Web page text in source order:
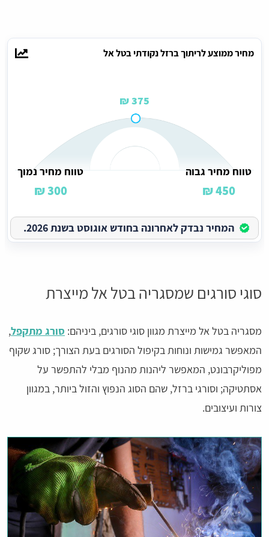
מחיר ממוצע לריתוך ברזל נקודתי בטל אל
375 ₪
טווח מחיר גבוה
450 ₪
טווח מחיר נמוך
300 ₪
המחיר נבדק לאחרונה בחודש אוגוסט בשנת 2026.
סוגי סורגים שמסגריה בטל אל מייצרת
מסגריה בטל אל מייצרת מגוון סוגי סורגים, ביניהם: סורג מתקפל,
המאפשר גמישות ונוחות בקיפול הסורגים בעת הצורך; סורג שקוף
מפוליקרבונט, המאפשר ליהנות מהנוף מבלי להתפשר על
אסתטיקה; וסורגי ברזל, שהם הסוג הנפוץ והזול ביותר, במגוון
צורות ועיצובים.